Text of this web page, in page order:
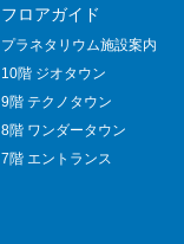
フロアガイド
プラネタリウム施設案内
10階 ジオタウン
9階 テクノタウン
8階 ワンダータウン
7階 エントランス